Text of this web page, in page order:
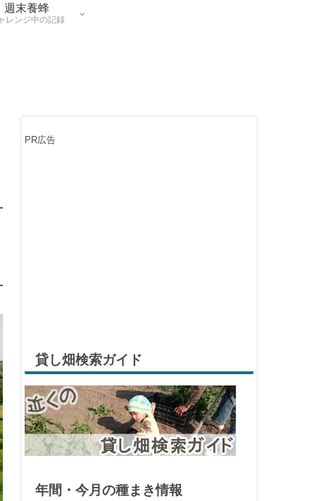
週末養蜂
レンジ中の記録
PR広告
貸し畑検索ガイド
年間・今月の種まき情報